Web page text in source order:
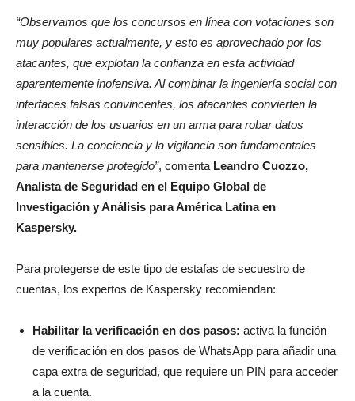
“Observamos que los concursos en línea con votaciones son
muy populares actualmente, y esto es aprovechado por los
atacantes, que explotan la confianza en esta actividad
aparentemente inofensiva. Al combinar la ingeniería social con
interfaces falsas convincentes, los atacantes convierten la
interacción de los usuarios en un arma para robar datos
sensibles. La conciencia y la vigilancia son fundamentales
para mantenerse protegido”, comenta Leandro Cuozzo,
Analista de Seguridad en el Equipo Global de
Investigación y Análisis para América Latina en
Kaspersky.
Para protegerse de este tipo de estafas de secuestro de
cuentas, los expertos de Kaspersky recomiendan:
Habilitar la verificación en dos pasos: activa la función
de verificación en dos pasos de WhatsApp para añadir una
capa extra de seguridad, que requiere un PIN para acceder
a la cuenta.